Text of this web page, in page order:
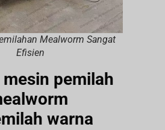
Mealworm Sangat
Efisien
mesin pemilah
warna